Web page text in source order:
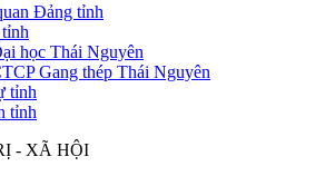
Đảng tỉnh
học Thái Nguyên
Gang thép Thái Nguyên
tỉnh
tỉnh
- XÃ HỘI